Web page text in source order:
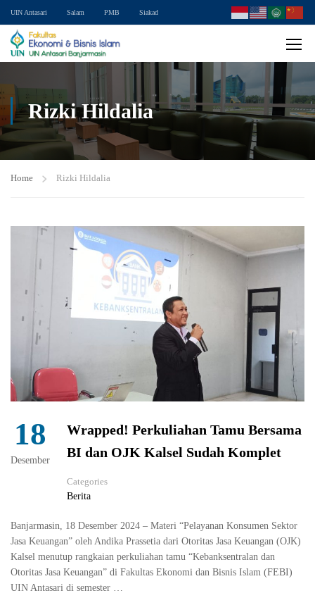
UIN Antasari Salam PMB Siakad
Rizki Hildalia
Home Rizki Hildalia
18
Desember
Wrapped! Perkuliahan Tamu Bersama
BI dan OJK Kalsel Sudah Komplet
Categories
Berita
Banjarmasin, 18 Desember 2024 – Materi “Pelayanan Konsumen Sektor
Jasa Keuangan” oleh Andika Prassetia dari Otoritas Jasa Keuangan (OJK)
Kalsel menutup rangkaian perkuliahan tamu “Kebanksentralan dan
Otoritas Jasa Keuangan” di Fakultas Ekonomi dan Bisnis Islam (FEBI)
UIN Antasari di semester …